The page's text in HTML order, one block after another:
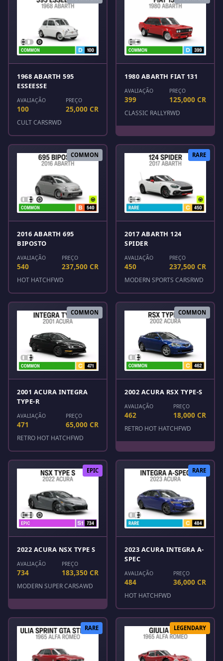
1968 ABARTH 595
ESSEESSE
AVALIAÇÃO
100
PREÇO
25,000 CR
CULT CARSRWD
1980 ABARTH FIAT 131
AVALIAÇÃO
399
PREÇO
125,000 CR
CLASSIC RALLYRWD
COMMON
2016 ABARTH 695
BIPOSTO
AVALIAÇÃO
540
PREÇO
237,500 CR
HOT HATCHFWD
RARE
2017 ABARTH 124
SPIDER
AVALIAÇÃO
450
PREÇO
237,500 CR
MODERN SPORTS CARSRWD
COMMON
2001 ACURA INTEGRA
TYPE-R
AVALIAÇÃO
471
PREÇO
65,000 CR
RETRO HOT HATCHFWD
COMMON
2002 ACURA RSX TYPE-S
AVALIAÇÃO
462
PREÇO
18,000 CR
RETRO HOT HATCHFWD
EPIC
2022 ACURA NSX TYPE S
AVALIAÇÃO
734
PREÇO
183,350 CR
MODERN SUPER CARSAWD
RARE
2023 ACURA INTEGRA A-
SPEC
AVALIAÇÃO
484
PREÇO
36,000 CR
HOT HATCHFWD
RARE LEGENDARY